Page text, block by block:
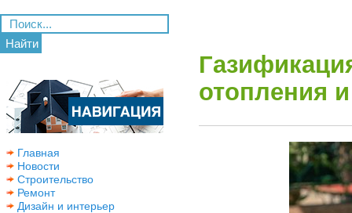
Найти
Главная
Новости
Строительство
Ремонт
Дизайн и интерьер
отопления